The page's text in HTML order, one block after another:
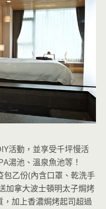
活動，並享受千坪慢活
湯池、溫泉魚池等！
乙份(內含口罩、乾洗手
加拿大波士頓明太子焗烤
加上香濃焗烤起司超過